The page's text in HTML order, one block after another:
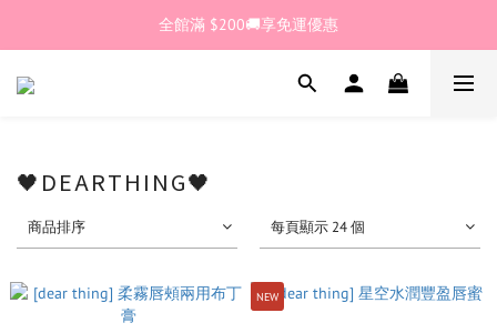
🎊加入官網會員 即獲$30購物金💰
全館滿 $200🚚享免運優惠
🎊加入官網會員 即獲$30購物金💰
🖤DEARTHING🖤
商品排序 每頁顯示 24 個
NEW